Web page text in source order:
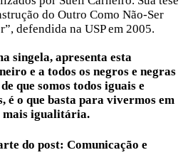
do Outro Como Não-Ser
defendida na USP em 2005.
singela, apresenta esta
e a todos os negros e negras
que somos todos iguais e
é o que basta para vivermos em
mais igualitária.
do post: Comunicação e